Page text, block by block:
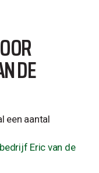
DE
een aantal
Eric van de